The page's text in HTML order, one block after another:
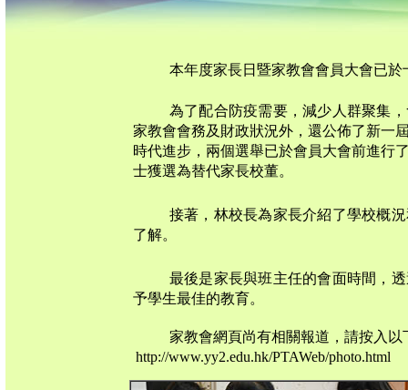
本年度家長日暨家教會會員大會已於
為了配合防疫需要，減少人群聚集
家教會會務及財政狀況外，還公佈了新一
時代進步，兩個選舉已於會員大會前進行
士獲選為替代家長校董。
接著，林校長為家長介紹了學校概
了解。
最後是家長與班主任的會面時間，
予學生最佳的教育。
家教會網頁尚有相關報道，請按入以
http://www.yy2.edu.hk/PTAWeb/photo.html